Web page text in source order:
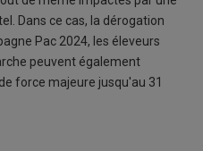
Dans ce cas, la dérogation
Pac 2024, les éleveurs
peuvent également
force majeure jusqu'au 31